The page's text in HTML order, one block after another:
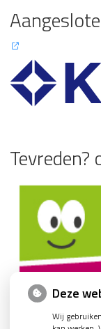
Deze
Wij